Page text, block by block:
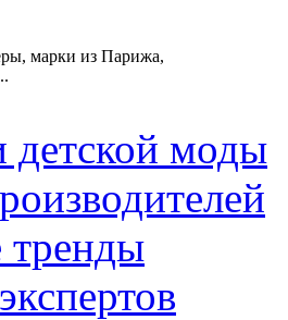
марки из Парижа,
детской моды